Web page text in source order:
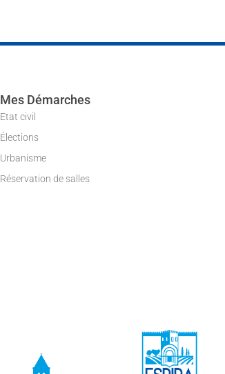
Mes Démarches
Etat civil
Élections
Urbanisme
Réservation de salles